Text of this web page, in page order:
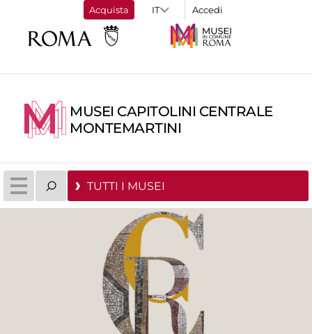
Acquista Accedi
MUSEI CAPITOLINI CENTRALE
MONTEMARTINI
TUTTI I MUSEI